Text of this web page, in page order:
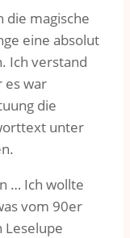
die magische
eine absolut
Ich verstand
es war
die
unter
… Ich wollte
vom 90er
Leselupe